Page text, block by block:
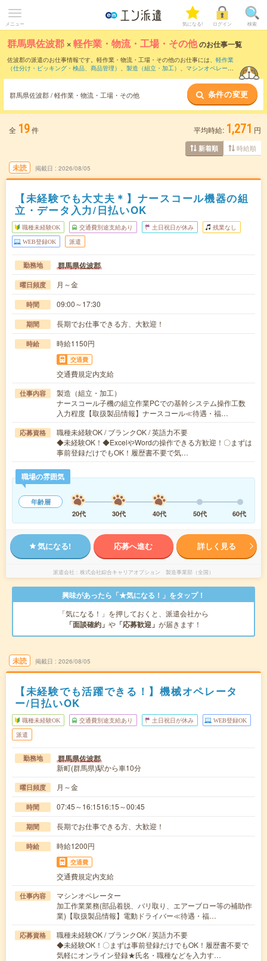
メニュー 気になる! ログイン 検索
群馬県佐波郡 ×軽作業・物流・工場・その他のお仕事一覧
佐波郡の派遣のお仕事情報です。軽作業・物流・工場・その他のお仕事には、 軽作業
（仕分け・ピッキング・検品、商品管理） 、 製造（組立・加工） 、 マシンオペレータ
群馬県佐波郡 / 軽作業・物流・工場・その他 条件の変更
全 19件 平均時給: 1,271 円
新着順 時給順
未読 掲載日 2026/08/05
【未経験でも大丈夫＊】ナースコール機器の組
立・データ入力/日払いOK
職種未経験OK 交通費別途支給あり 土日祝日が休み 残業なし
WEB登録OK 派遣
勤務地 群馬県佐波郡
曜日頻度 月～金
時間 09:00～17:30
期間 長期でお仕事できる方、大歓迎！
時給 時給1150円
交通費
交通費規定内支給
仕事内容
製造（組立・加工）
ナースコール子機の組立作業PCでの基幹システム操作工数
入力程度【取扱製品情報】ナースコール≪待遇・福…
応募資格
職種未経験OK / ブランクOK / 英語力不要
◆未経験OK！◆ExcelやWordの操作できる方歓迎！〇まずは
事前登録だけでもOK！履歴書不要で気…
職場の雰囲気
年齢層
20代
30代 40代 50代 60代
気になる! 応募へ進む 詳しく見る
派遣会社 株式会社綜合キャリアオプション 製造事業部（全国）
興味があったら「★気になる！」をタップ！
「気になる！」を押しておくと、派遣会社から
「面談確約」 や 「応募歓迎」 が届きます！
未読 掲載日 2026/08/05
【未経験でも活躍できる！】機械オペレータ
ー/日払いOK
職種未経験OK 交通費別途支給あり 土日祝日が休み WEB登録OK
派遣
勤務地 群馬県佐波郡
新町(群馬県)駅から車10分
曜日頻度 月～金
時間 07:45～16:1516:15～00:45
期間 長期でお仕事できる方、大歓迎！
時給 時給1200円
交通費
交通費規定内支給
仕事内容
マシンオペレーター
加工作業業務(部品着脱、バリ取り、エアーブロー等の補助作
業)【取扱製品情報】電動ドライバー≪待遇・福…
応募資格
職種未経験OK / ブランクOK / 英語力不要
◆未経験OK！〇まずは事前登録だけでもOK！履歴書不要で
気軽にオンライン登録★氏名・職種などを入力す…